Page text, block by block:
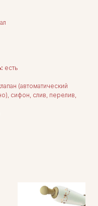
есть
(автоматический
сифон, слив, перелив,
ДЛЯ ПОКУПАТЕЛЕЙ
Каталог
О нас
Сотрудничество